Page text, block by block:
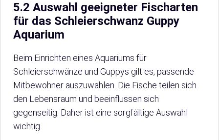
5.2 Auswahl geeigneter Fischarten
für das Schleierschwanz Guppy
Aquarium
Beim Einrichten eines Aquariums für
Schleierschwänze und Guppys gilt es, passende
Mitbewohner auszuwählen. Die Fische teilen sich
den Lebensraum und beeinflussen sich
gegenseitig. Daher ist eine sorgfältige Auswahl
wichtig.